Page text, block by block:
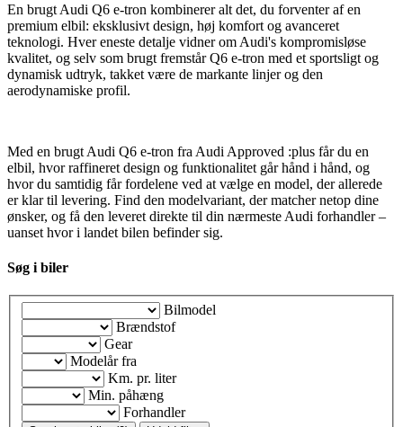
En brugt Audi Q6 e-tron kombinerer alt det, du forventer af en
premium elbil: eksklusivt design, høj komfort og avanceret
teknologi. Hver eneste detalje vidner om Audi's kompromisløse
kvalitet, og selv som brugt fremstår Q6 e-tron med et sportsligt og
dynamisk udtryk, takket være de markante linjer og den
aerodynamiske profil.
Med en brugt Audi Q6 e-tron fra Audi Approved :plus får du en
elbil, hvor raffineret design og funktionalitet går hånd i hånd, og
hvor du samtidig får fordelene ved at vælge en model, der allerede
er klar til levering. Find den modelvariant, der matcher netop dine
ønsker, og få den leveret direkte til din nærmeste Audi forhandler –
uanset hvor i landet bilen befinder sig.
Søg i biler
Bilmodel
Brændstof
Gear
Modelår fra
Km. pr. liter
Min. påhæng
Forhandler